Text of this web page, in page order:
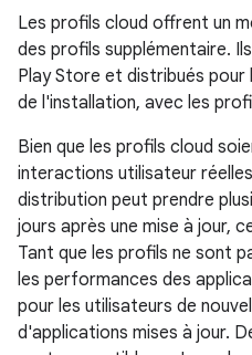
Les profils cloud offrent un
des profils supplémentaire.
Play Store et distribués
de l'installation, avec les
Bien que les profils cloud
interactions utilisateur
distribution peut prendre
jours après une mise à jour,
Tant que les profils ne sont
les performances des
pour les utilisateurs de
d'applications mises à jour.